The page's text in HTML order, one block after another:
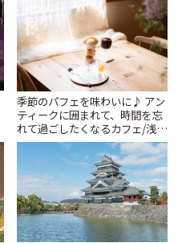
季節のパフェを味わいに♪ アン
ティークに囲まれて、時間を忘
れて過ごしたくなるカフェ/浅草
「annorum cafe」 | ことりっぷ